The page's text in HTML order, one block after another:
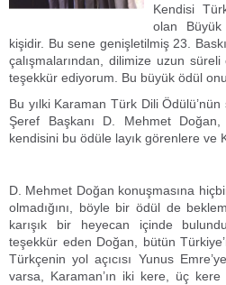
Kendisi
olan Büyük
kişidir. Bu sene genişletilmiş 23.
çalışmalarından, dilimize uzun
teşekkür ediyorum. Bu büyük ödül
Bu yılki Karaman Türk Dili
Şeref Başkanı D. Mehmet
kendisini bu ödüle layık görenlere ve
D. Mehmet Doğan konuşmasına
olmadığını, böyle bir ödül de
karışık bir heyecan içinde
teşekkür eden Doğan, bütün
Türkçenin yol açıcısı Yunus
varsa, Karaman’ın iki kere, üç kere